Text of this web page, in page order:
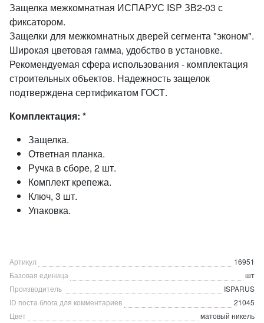
Защелка межкомнатная ИСПАРУС ISP ЗВ2-03 с
фиксатором.
Защелки для межкомнатных дверей сегмента "эконом".
Широкая цветовая гамма, удобство в установке.
Рекомендуемая сфера использования - комплектация
строительных объектов. Надежность защелок
подтверждена сертификатом ГОСТ.
Комплектация: *
Защелка.
Ответная планка.
Ручка в сборе, 2 шт.
Комплект крепежа.
Ключ, 3 шт.
Упаковка.
Артикул
16951
Базовая единица
шт
Производитель
ISPARUS
ID поста блога для комментариев
21045
Цвет
матовый никель